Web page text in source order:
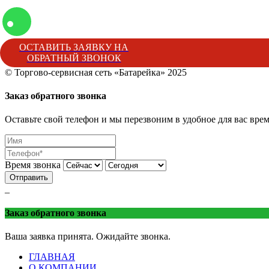
ОСТАВИТЬ ЗАЯВКУ НА
ОБРАТНЫЙ ЗВОНОК
© Торгово-сервисная сеть «Батарейка» 2025
Заказ обратного звонка
Оставьте свой телефон и мы перезвоним в удобное для вас
Время звонка
Отправить
Заказ обратного звонка
Ваша заявка принята. Ожидайте звонка.
ГЛАВНАЯ